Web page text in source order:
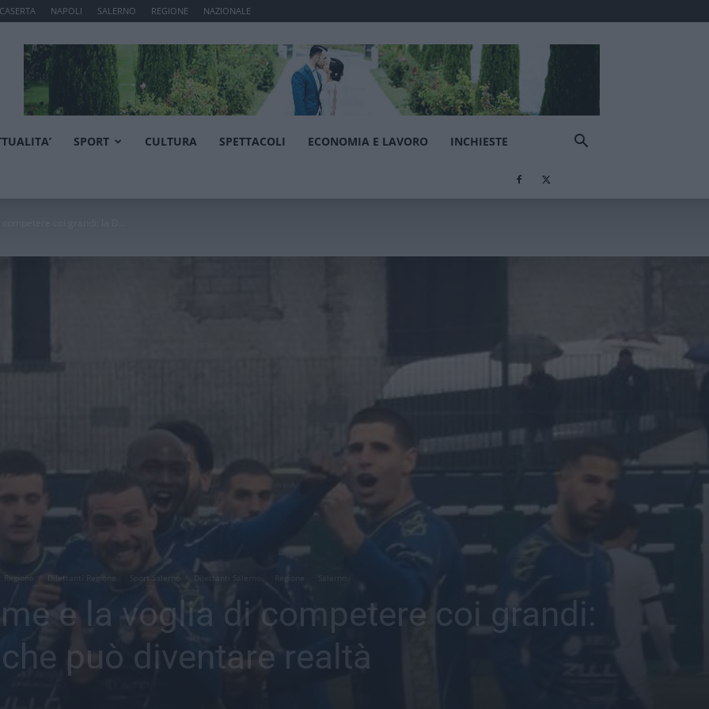
CASERTA NAPOLI SALERNO REGIONE NAZIONALE
SPORT CULTURA SPETTACOLI ECONOMIA E LAVORO INCHIESTE
Dilettanti Regione Sport Salerno Dilettanti Salerno
e la voglia di competere coi grandi:
può diventare realtà